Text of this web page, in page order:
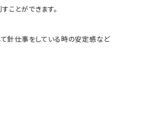
ことができます。
て針仕事をしている時の安定感など